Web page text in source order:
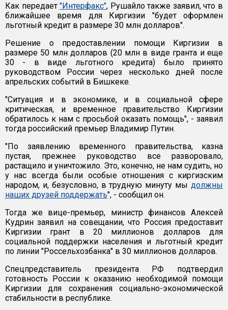
Как передает"Интерфакс", Рушайло также заявил, что в
ближайшее время для Киргизии "будет оформлен
льготный кредит в размере 30 млн долларов".
Решение о предоставлении помощи Киргизии в
размере 50 млн долларов (20 млн в виде гранта и еще
30 - в виде льготного кредита) было принято
руководством России через несколько дней после
апрельских событий в Бишкеке.
"Ситуация и в экономике, и в социальной сфере
критическая, и временное правительство Киргизии
обратилось к нам с просьбой оказать помощь", - заявил
тогда российский премьер Владимир Путин.
"По заявлению временного правительства, казна
пустая, прежнее руководство все разворовало,
растащило и уничтожило. Это, конечно, не нам судить, но
у нас всегда были особые отношения с киргизским
народом, и, безусловно, в трудную минуту мы должны
наших друзей поддержать", - сообщил он.
Тогда же вице-премьер, министр финансов Алексей
Кудрин заявил на совещании, что Россия предоставит
Киргизии грант в 20 миллионов долларов для
социальной поддержки населения и льготный кредит
по линии "Россельхозбанка" в 30 миллионов долларов.
Спецпредставитель президента РФ подтвердил
готовность России к оказанию необходимой помощи
Киргизии для сохранения социально-экономической
стабильности в республике.